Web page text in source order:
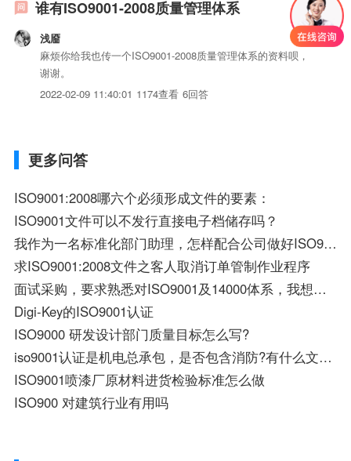
谁有ISO9001-2008质量管理体系
浅靥
麻烦你给我也传一个ISO9001-2008质量管理体系的资料呗，
谢谢。
2022-02-09 11:40:01 1174查看 6回答
更多问答
ISO9001:2008哪六个必须形成文件的要素：
ISO9001文件可以不发行直接电子档储存吗？
我作为一名标准化部门助理，怎样配合公司做好ISO9000的公司，满足内审和外审的要求
求ISO9001:2008文件之客人取消订单管制作业程序
面试采购，要求熟悉对ISO9001及14000体系，我想问下这2个体系跟我的采购工作有什么关系？
Digi-Key的ISO9001认证
ISO9000 研发设计部门质量目标怎么写?
iso9001认证是机电总承包，是否包含消防?有什么文件规定或说明？
ISO9001喷漆厂原材料进货检验标准怎么做
ISO900 对建筑行业有用吗